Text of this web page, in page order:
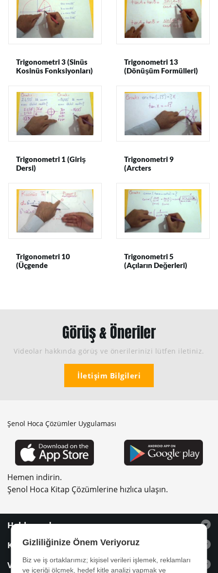
Trigonometri 3 (Sinüs
Kosinüs Fonksiyonları)
Trigonometri 13
(Dönüşüm Formülleri)
Trigonometri 1 (Giriş
Dersi)
Trigonometri 9
(Arcters
Trigonometri 10
(Üçgende
Trigonometri 5
(Açıların Değerleri)
Görüş & Öneriler
Videolar hakkında görüş ve önerilerinizi lütfen iletiniz.
İletişim Bilgileri
Şenol Hoca Çözümler Uygulaması
Hemen indirin.
Şenol Hoca Kitap Çözümlerine hızlıca ulaşın.
Hakkımızda
Kitaplar
Videolar
Gizliliğinize Önem Veriyoruz
Biz ve iş ortaklarımız; kişisel verileri işlemek, reklamları
ve içeriği ölçmek, hedef kitle analizi yapmak ve